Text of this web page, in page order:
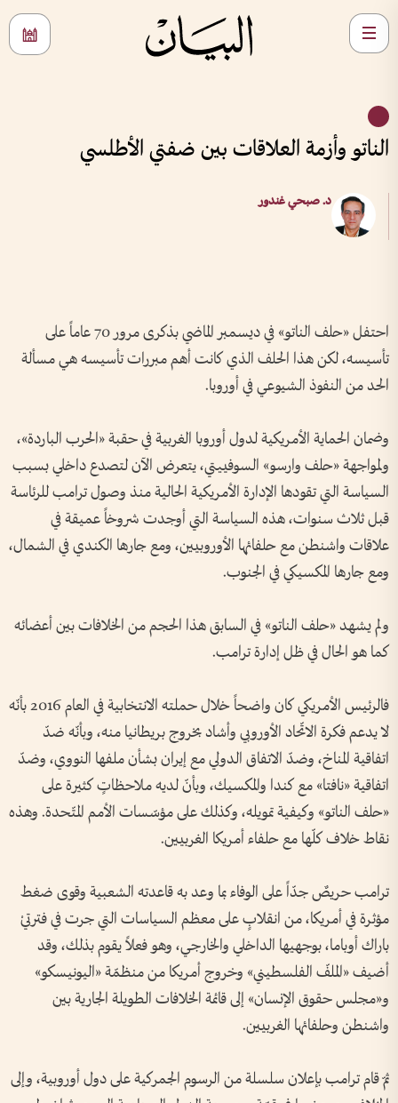
الناتو وأزمة العلاقات بين ضفتي الأطلسي
د. صبحي غندور
احتفل «حلف الناتو» في ديسمبر الماضي بذكرى مرور 70 عاماً على
تأسيسه، لكن هذا الحلف الذي كانت أهم مبررات تأسيسه هي مسألة
الحد من النفوذ الشيوعي في أوروبا.
وضمان الحماية الأمريكية لدول أوروبا الغربية في حقبة «الحرب الباردة»،
ولمواجهة «حلف وارسو» السوفييتي، يتعرض الآن لتصدع داخلي بسبب
السياسة التي تقودها الإدارة الأمريكية الحالية منذ وصول ترامب للرئاسة
قبل ثلاث سنوات، هذه السياسة التي أوجدت شروخاً عميقة في
علاقات واشنطن مع حلفائها الأوروبيين، ومع جارها الكندي في الشمال،
ومع جارها المكسيكي في الجنوب.
ولم يشهد «حلف الناتو» في السابق هذا الحجم من الخلافات بين أعضائه
كما هو الحال في ظل إدارة ترامب.
فالرئيس الأمريكي كان واضحاً خلال حملته الانتخابية في العام 2016 بأنّه
لا يدعم فكرة الاتّحاد الأوروبي وأشاد بخروج بريطانيا منه، وبأنّه ضدّ
اتفاقية المناخ، وضدّ الاتفاق الدولي مع إيران بشأن ملفها النووي، وضدّ
اتفاقية «نافتا» مع كندا والمكسيك، وبأنّ لديه ملاحظاتٍ كثيرة على
«حلف الناتو» وكيفية تمويله، وكذلك على مؤسّسات الأمم المتّحدة. وهذه
نقاط خلاف كلّها مع حلفاء أمريكا الغربيين.
ترامب حريصٌ جدّاً على الوفاء بما وعد به قاعدته الشعبية وقوى ضغط
مؤثرة في أمريكا، من انقلابٍ على معظم السياسات التي جرت في فترتيْ
باراك أوباما، بوجهيها الداخلي والخارجي، وهو فعلاً يقوم بذلك، وقد
أضيف «الملفّ الفلسطيني» وخروج أمريكا من منظمّة «اليونيسكو»
و«مجلس حقوق الإنسان» إلى قائمة الخلافات الطويلة الجارية بين
واشنطن وحلفائها الغربيين.
ثمّ قام ترامب بإعلان سلسلة من الرسوم الجمركية على دول أوروبية، وإلى